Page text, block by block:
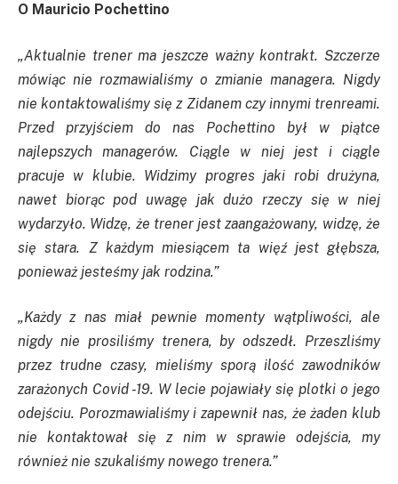
O Mauricio Pochettino
„Aktualnie trener ma jeszcze ważny kontrakt. Szczerze
mówiąc nie rozmawialiśmy o zmianie managera. Nigdy
nie kontaktowaliśmy się z Zidanem czy innymi trenreami.
Przed przyjściem do nas Pochettino był w piątce
najlepszych managerów. Ciągle w niej jest i ciągle
pracuje w klubie. Widzimy progres jaki robi drużyna,
nawet biorąc pod uwagę jak dużo rzeczy się w niej
wydarzyło. Widzę, że trener jest zaangażowany, widzę, że
się stara. Z każdym miesiącem ta więź jest głębsza,
ponieważ jesteśmy jak rodzina.”
„Każdy z nas miał pewnie momenty wątpliwości, ale
nigdy nie prosiliśmy trenera, by odszedł. Przeszliśmy
przez trudne czasy, mieliśmy sporą ilość zawodników
zarażonych Covid -19. W lecie pojawiały się plotki o jego
odejściu. Porozmawialiśmy i zapewnił nas, że żaden klub
nie kontaktował się z nim w sprawie odejścia, my
również nie szukaliśmy nowego trenera.”